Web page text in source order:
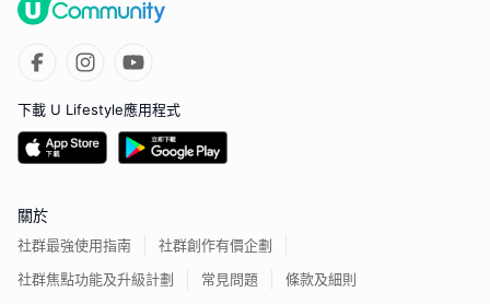
下載 U Lifestyle應用程式
關於
社群最強使用指南
社群創作有價企劃
社群焦點功能及升級計劃
常見問題 條款及細則